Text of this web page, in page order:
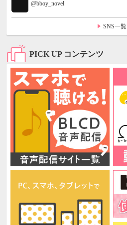
@bboy_novel
SNS一覧
PICK UP コンテンツ